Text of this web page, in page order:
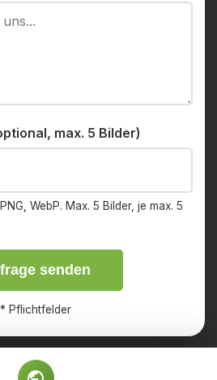
max. 5 Bilder)
WebP. Max. 5 Bilder, je max. 5
senden
* Pflichtfelder